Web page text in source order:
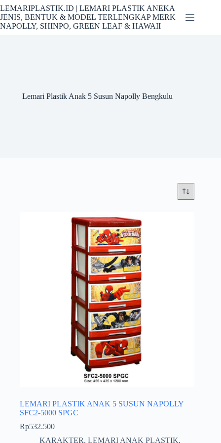
Skip
to
content
LEMARIPLASTIK.ID | LEMARI PLASTIK ANEKA
JENIS, BENTUK & MODEL TERLENGKAP MERK
NAPOLLY, SHINPO, GREEN LEAF & HAWAII
Lemari Plastik Anak 5 Susun Napolly Bengkulu
LEMARI PLASTIK ANAK 5 SUSUN NAPOLLY
SFC2-5000 SPGC
Rp532.500
KARAKTER, LEMARI ANAK PLASTIK,